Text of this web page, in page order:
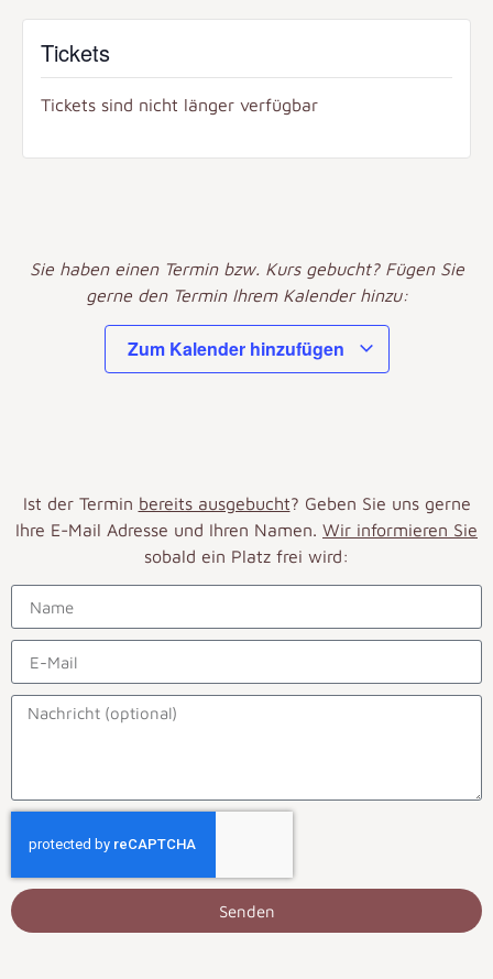
Tickets
Tickets sind nicht länger verfügbar
Sie haben einen Termin bzw. Kurs gebucht? Fügen Sie
gerne den Termin Ihrem Kalender hinzu:
Zum Kalender hinzufügen
Ist der Termin bereits ausgebucht? Geben Sie uns gerne
Ihre E-Mail Adresse und Ihren Namen. Wir informieren Sie
sobald ein Platz frei wird:
Senden